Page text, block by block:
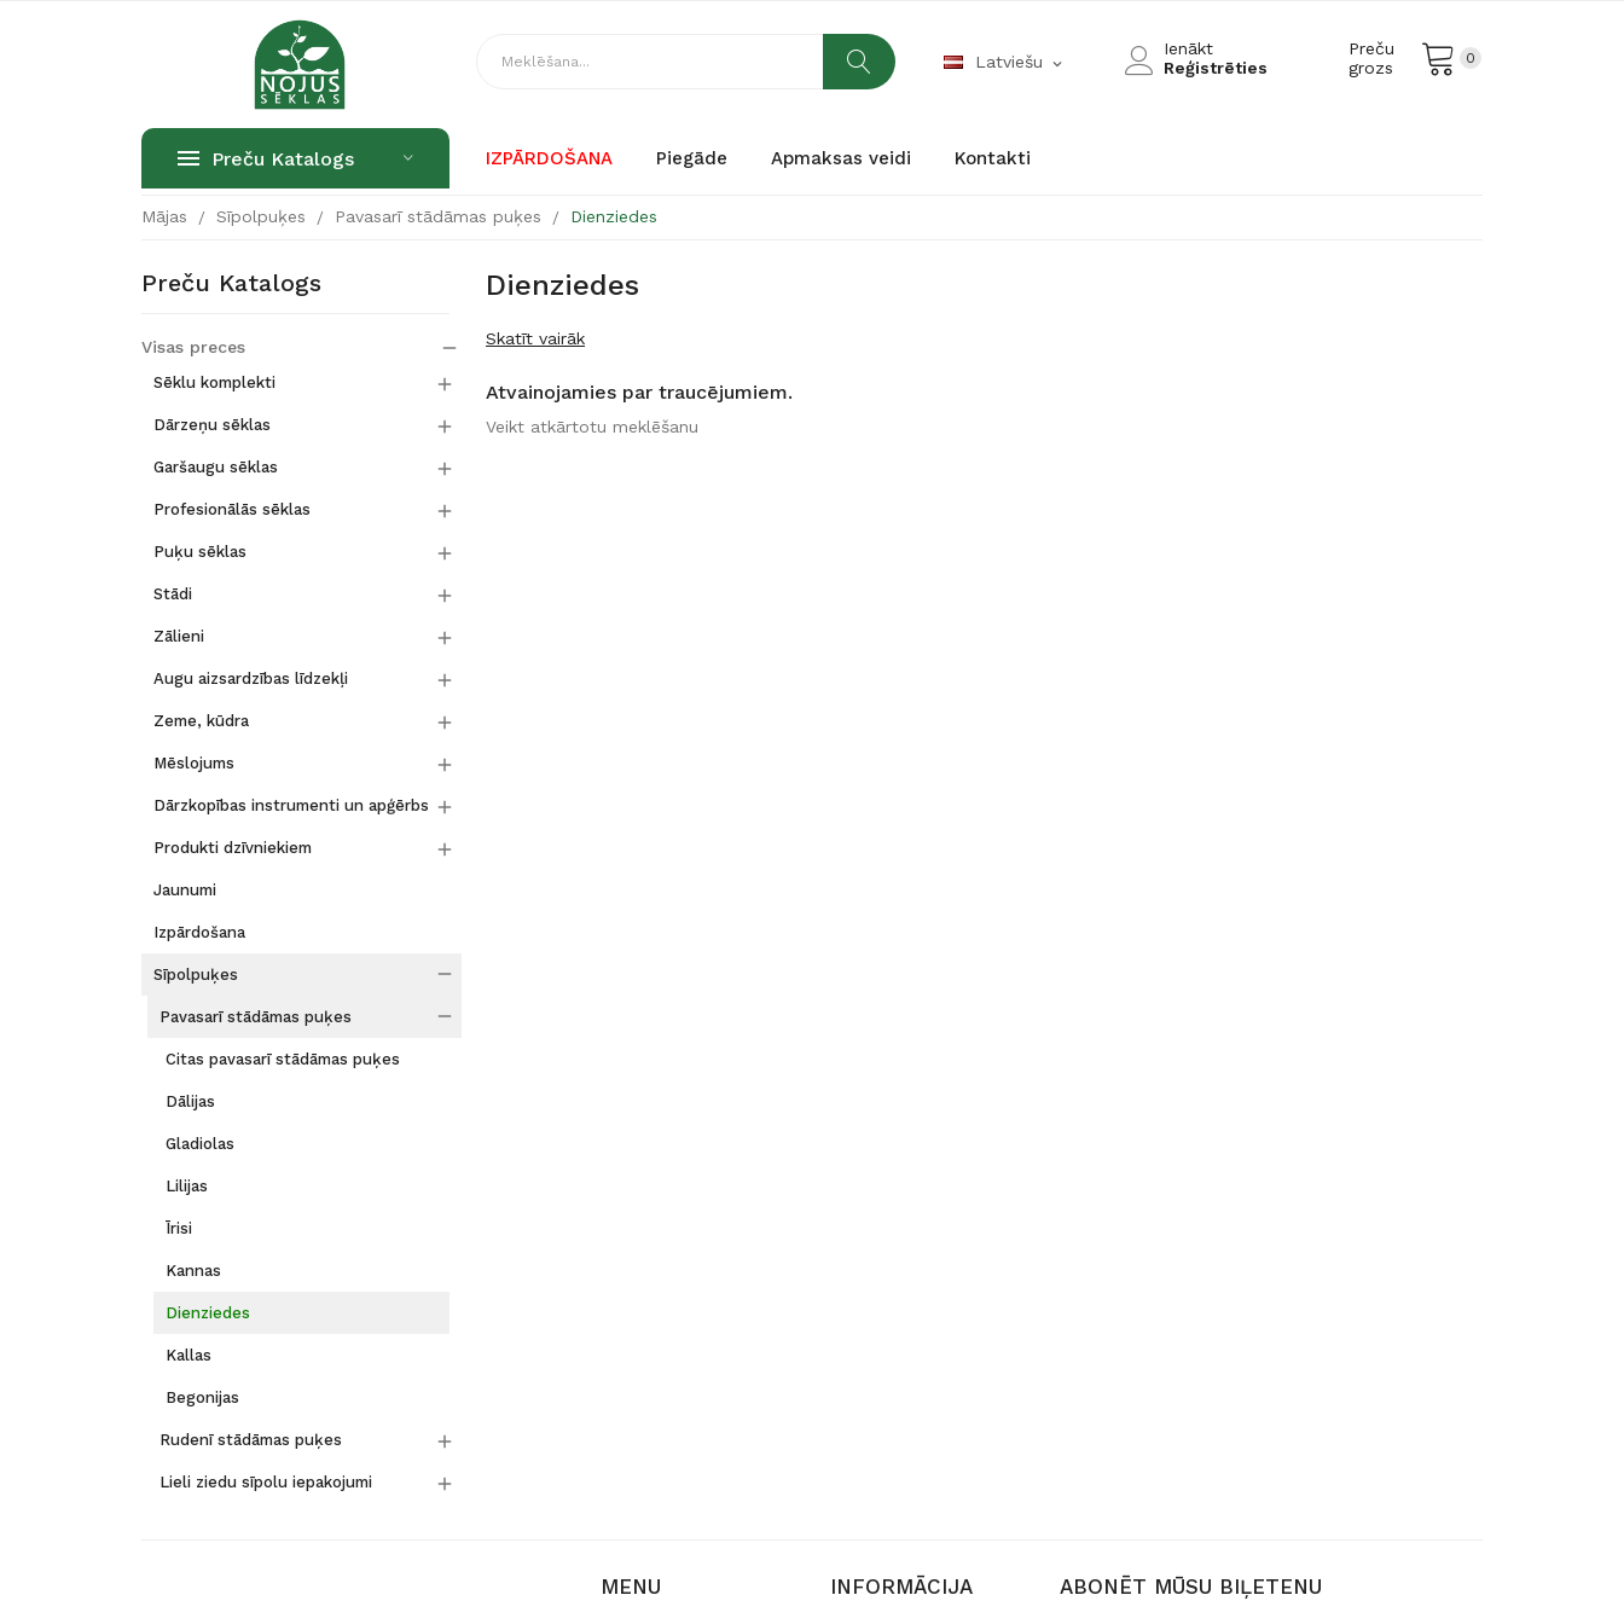
Preču
grozs
0
Ienākt
Reģistrēties
Latviešu expand_more
Preču Katalogs IZPĀRDOŠANA Piegāde Apmaksas veidi Kontakti
Mājas Sīpolpuķes Pavasarī stādāmas puķes Dienziedes
Preču Katalogs
Visas preces 
Sēklu komplekti 
Dārzeņu sēklas 
Garšaugu sēklas 
Profesionālās sēklas 
Puķu sēklas 
Stādi 
Zālieni 
Augu aizsardzības līdzekļi 
Zeme, kūdra 
Mēslojums 
Dārzkopības instrumenti un apģērbs 
Produkti dzīvniekiem 
Jaunumi
Izpārdošana
Sīpolpuķes 
Pavasarī stādāmas puķes 
Citas pavasarī stādāmas puķes
Dālijas
Gladiolas
Lilijas
Īrisi
Kannas
Dienziedes
Kallas
Begonijas
Rudenī stādāmas puķes 
Lieli ziedu sīpolu iepakojumi 
Dienziedes
Skatīt vairāk
Atvainojamies par traucējumiem.
Veikt atkārtotu meklēšanu
MENU INFORMĀCIJA ABONĒT MŪSU BIĻETENU